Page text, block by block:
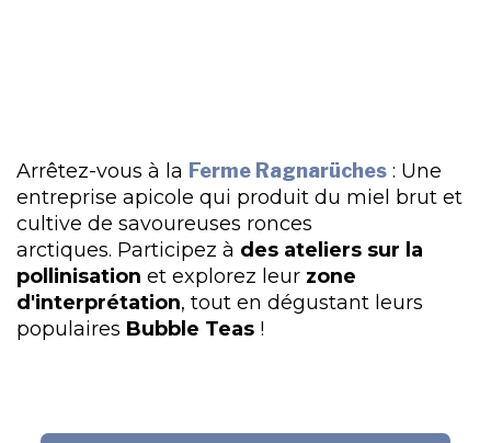
Arrêtez-vous à la Ferme Ragnarüches : Une
entreprise apicole qui produit du miel brut et
cultive de savoureuses ronces
arctiques. Participez à des ateliers sur la
pollinisation et explorez leur zone
d'interprétation, tout en dégustant leurs
populaires Bubble Teas !